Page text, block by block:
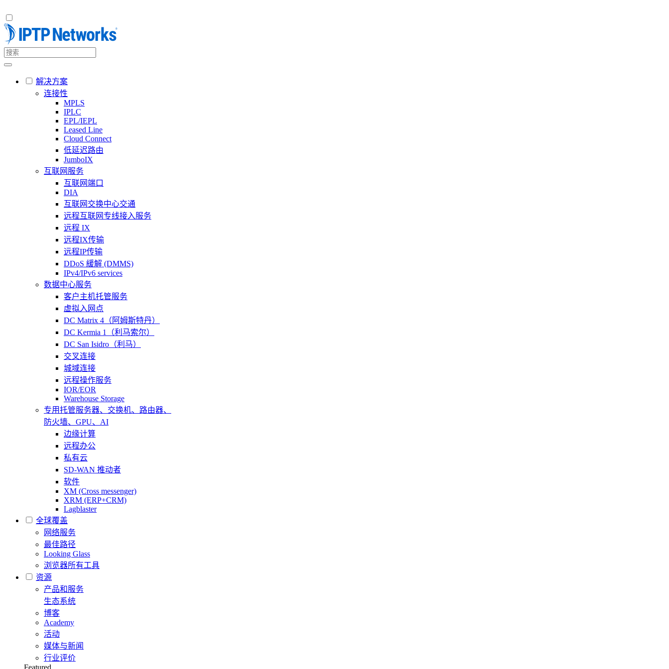
解决方案
连接性
MPLS
IPLC
EPL/IEPL
Leased Line
Cloud Connect
低延迟路由
JumboIX
互联网服务
互联网端口
DIA
互联网交换中心交通
远程互联网专线接入服务
远程 IX
远程IX传输
远程IP传输
DDoS 緩解 (DMMS)
IPv4/IPv6 services
数据中心服务
客户主机托管服务
虚拟入网点
DC Matrix 4（阿姆斯特丹）
DC Kermia 1（利马索尔）
DC San Isidro（利马）
交叉连接
城域连接
远程操作服务
IOR/EOR
Warehouse Storage
专用托管服务器、交换机、路由器、
防火墙、GPU、AI
边缘计算
远程办公
私有云
SD-WAN 推动者
软件
XM (Cross messenger)
XRM (ERP+CRM)
Lagblaster
全球覆盖
网络服务
最佳路径
Looking Glass
浏览器所有工具
资源
产品和服务
生态系统
博客
Academy
活动
媒体与新闻
行业评价
Featured